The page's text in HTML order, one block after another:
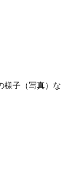
様子（写真）